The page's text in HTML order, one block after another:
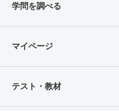
学問を調べる
マイページ
テスト・教材